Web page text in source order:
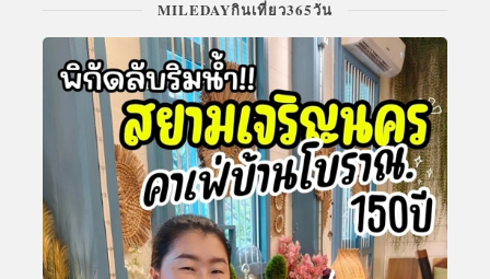
MILEDAYกินเที่ยว365วัน